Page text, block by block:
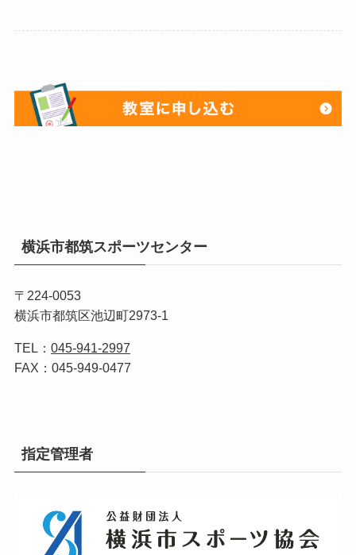
横浜市都筑スポーツセンター
〒224-0053
横浜市都筑区池辺町2973-1
TEL： 045-941-2997
FAX：045-949-0477
指定管理者